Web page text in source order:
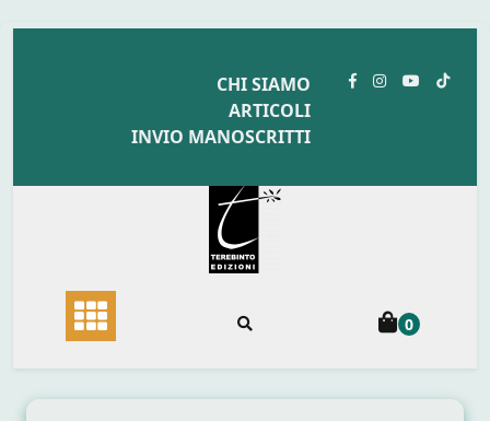
CHI SIAMO
ARTICOLI
INVIO MANOSCRITTI
0